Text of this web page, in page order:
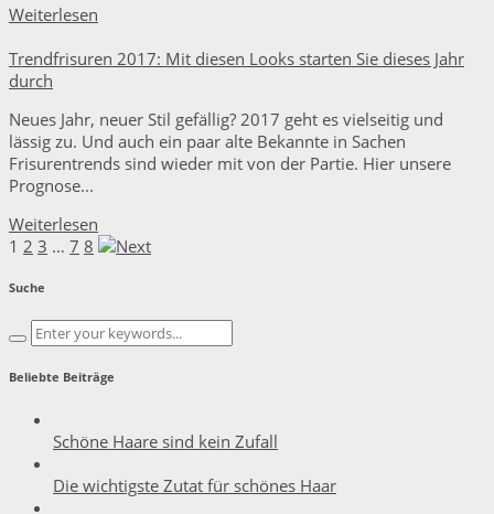
Weiterlesen
Trendfrisuren 2017: Mit diesen Looks starten Sie dieses Jahr
durch
Neues Jahr, neuer Stil gefällig? 2017 geht es vielseitig und
lässig zu. Und auch ein paar alte Bekannte in Sachen
Frisurentrends sind wieder mit von der Partie. Hier unsere
Prognose...
Weiterlesen
1 2 3 … 7 8
Suche
Beliebte Beiträge
Schöne Haare sind kein Zufall
Die wichtigste Zutat für schönes Haar